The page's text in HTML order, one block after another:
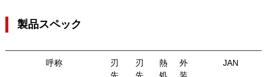
製品スペック
呼称
刃
刃
熱
外
JAN